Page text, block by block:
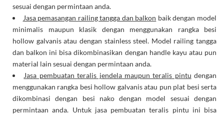
sesuai dengan permintaan anda.
Jasa pemasangan railing tangga dan balkon baik dengan model
minimalis maupun klasik dengan menggunakan rangka besi
hollow galvanis atau dengan stainless steel. Model railing tangga
dan balkon ini bisa dikombinasikan dengan handle kayu atau pun
material lain sesuai dengan permintaan anda.
Jasa pembuatan teralis jendela maupun teralis pintu dengan
menggunakan rangka besi hollow galvanis atau pun plat besi serta
dikombinasi dengan besi nako dengan model sesuai dengan
permintaan anda. Untuk jasa pembuatan teralis pintu ini bisa